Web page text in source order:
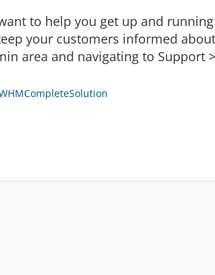
to help you get up and
your customers informed
area and navigating to Support